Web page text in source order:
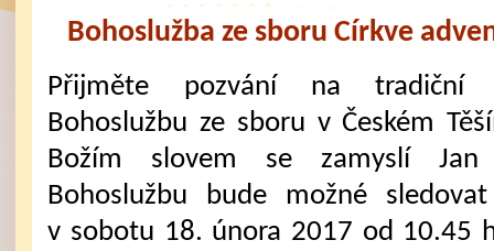
Bohoslužba ze sboru Církve
Přijměte pozvání na tradiční
Bohoslužbu ze sboru v Českém
Božím slovem se zamyslí Jan
Bohoslužbu bude možné
v sobotu 18. února 2017 od 10.45